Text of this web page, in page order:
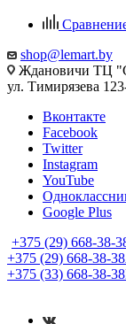
shop@lemart.by
Ждановичи ТЦ
ул. Тимирязева
Вконтакте
Facebook
Twitter
Instagram
YouTube
Google Plus
+375 (29) 668-38-
+375 (29) 668-38-38
+375 (33) 668-38-38